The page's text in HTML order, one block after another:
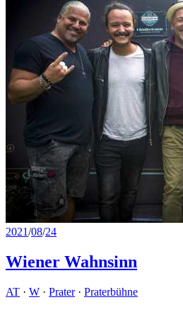
2021/08/24
Wiener Wahnsinn
AT · W · Prater· Praterbühne